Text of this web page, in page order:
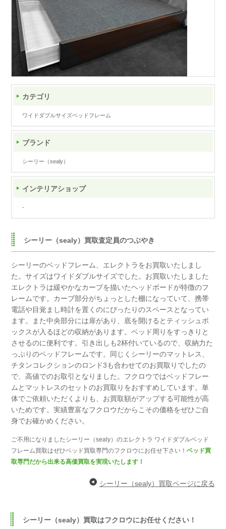
カテゴリ
ワイドダブルサイズベッドフレーム
ブランド
シーリー（sealy）
インテリアショップ
-
シーリー（sealy）買取査定員のつぶやき
シーリーのベッドフレーム、エレクトラをお買取いたしまし
た。サイズはワイドダブルサイズでした。 お買取いたしました
エレクトラは緩やかなカーブを描いたヘッドボードが特徴のフ
レームです。 カーブ部分がちょっとした棚になっていて、携帯
電話や目覚まし時計を置くのにぴったりのスペースとなってい
ます。
また中央部分には扉があり、底を開けるとティッシュボ
ックスが入るほどの収納があります。ベッド周りをすっきりと
させるのに便利です。 引き出しも2杯付いているので、収納力た
っぷりのベッドフレームです。 同じくシーリーのマットレス、
チタンコレクションのロンド3も合わせてのお買取りでしたの
で、高値でのお取引となりました。 フクロウではベッドフレー
ムとマットレスのセットのお買取りをおすすめしています。単
体でご依頼いただくよりも、お買取額がアップする可能性が高
いためです。実績豊富なフクロウだからこその価格をぜひご自
身でお確かめください。
ご不用になりましたシーリー（sealy）のエレクトラ ワイドダブルベッド
フレーム買取はぜひベッド買取専門のフクロウにお任せ下さい！ベッド買
取専門だから出来る高価買取を実現いたします！
シーリー（sealy）買取ページに戻る
シーリー（sealy）買取はフクロウにお任せください！